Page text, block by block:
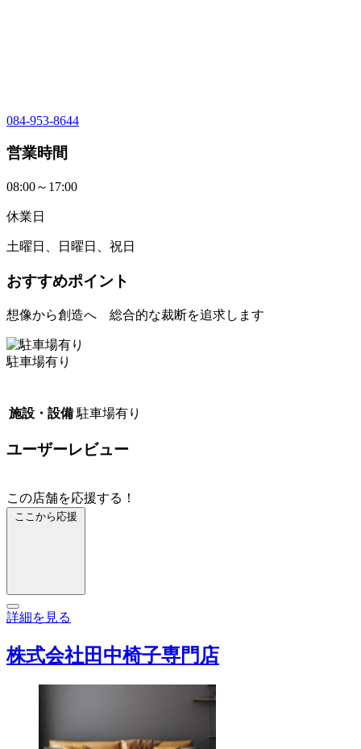
084-953-8644
営業時間
08:00～17:00
休業日
土曜日、日曜日、祝日
おすすめポイント
想像から創造へ 総合的な裁断を追求します
駐車場有り
施設・設備 駐車場有り
ユーザーレビュー
この店舗を応援する！
ここから応援
詳細を見る
株式会社田中椅子専門店